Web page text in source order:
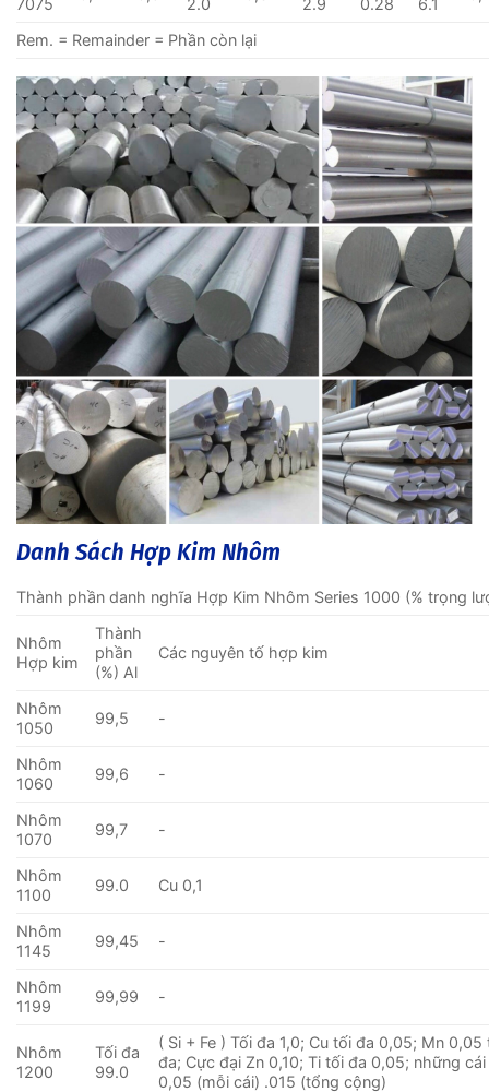
Rem. = Remainder = Phần còn lại
Danh Sách Hợp Kim Nhôm
Thành phần danh nghĩa Hợp Kim Nhôm Series 1000 (% trọng
Nhôm
Hợp kim
Thành
phần
(%) Al
Các nguyên tố hợp kim
Nhôm
1050
99,5 -
Nhôm
1060
99,6 -
Nhôm
1070
99,7 -
Nhôm
1100
99.0 Cu 0,1
Nhôm
1145
99,45 -
Nhôm
1199
99,99 -
Nhôm
1200
Tối đa
99.0
( Si + Fe ) Tối đa 1,0; Cu tối đa 0,05; Mn 0,05
đa; Cực đại Zn 0,10; Ti tối đa 0,05; những
0,05 (mỗi cái) .015 (tổng cộng)